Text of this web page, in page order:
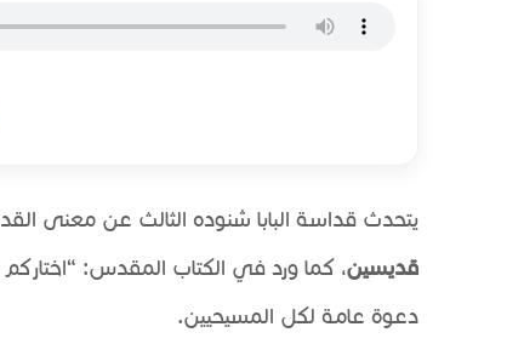
يتحدث قداسة البابا شنوده الثالث عن معنى
قديسين، كما ورد في الكتاب المقدس:
دعوة عامة لكل المسيحيين.